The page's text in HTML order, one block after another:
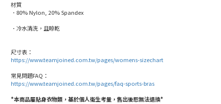
材質
．80% Nylon, 20% Spandex
．冷水清洗，且晾乾
尺寸表：
https://www.teamjoined.com.tw/pages/womens-sizechart
常見問題FAQ：
https://www.teamjoined.com.tw/pages/faq-sports-bras
*本商品屬貼身衣物類，基於個人衛生考量，售出後恕無法退換*